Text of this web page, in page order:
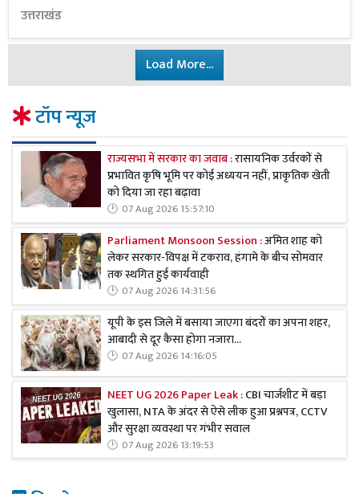
उत्तराखंड
Load More...
टॉप न्यूज
राज्यसभा में सरकार का जवाब :रासायनिक उर्वरकों से
प्रभावित कृषि भूमि पर कोई अध्ययन नहीं, प्राकृतिक खेती
को दिया जा रहा बढ़ावा
07 Aug 2026 15:57:10
Parliament Monsoon Session :अमित शाह को
लेकर सरकार-विपक्ष में टकराव, हंगामे के बीच सोमवार
तक स्थगित हुई कार्यवाही
07 Aug 2026 14:31:56
यूपी के इस जिले में बसाया जाएगा बंदरों का अपना शहर,
आबादी से दूर कैसा होगा नजारा...
07 Aug 2026 14:16:05
NEET UG 2026 Paper Leak :CBI चार्जशीट में बड़ा
खुलासा, NTA के अंदर से ऐसे लीक हुआ प्रश्नपत्र, CCTV
और सुरक्षा व्यवस्था पर गंभीर सवाल
07 Aug 2026 13:19:53